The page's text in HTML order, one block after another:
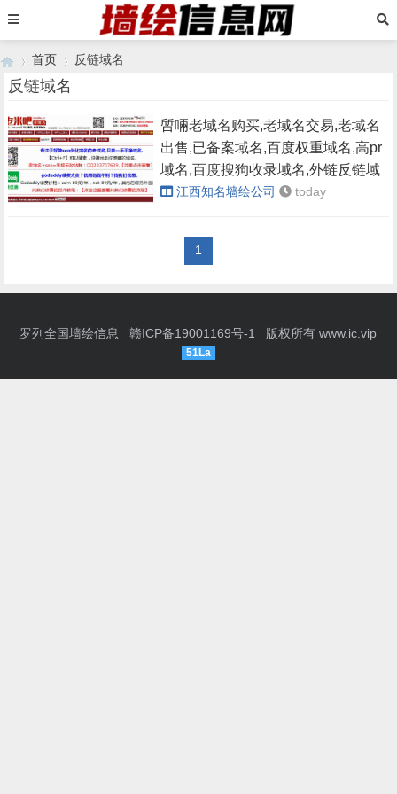
›
首页
›
反链域名
反链域名
啠啢老域名购买,老域名交易,老域名
出售,已备案域名,百度权重域名,高pr
域名,百度搜狗收录域名,外链反链域
名 江西知名墙绘公司 today
1
罗列全国墙绘信息赣ICP备19001169号-1 版权所有www.ic.vip
51La